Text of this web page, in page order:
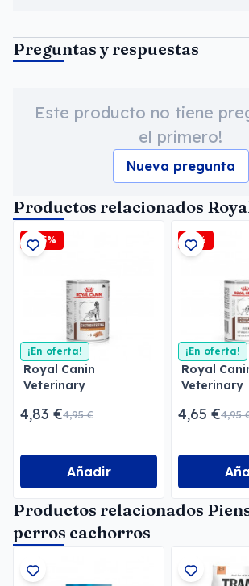
Preguntas y respuestas
Este producto no tiene
el primero!
Nueva pregunta
Productos relacionados
-2,5%
¡En oferta!
Royal Canin
Veterinary
Fat Paté
4,83 €4,95 €
Añadir
-6%
¡En oferta!
Royal
Veterinary
4,65 €4,95
Productos relacionados
perros cachorros